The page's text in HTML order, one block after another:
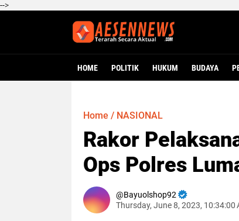
-->
HOME POLITIK HUKUM BUDAYA
Home / NASIONAL
Rakor
Ops Polres
Bayuolshop92
Thursday, June 8, 2023, 10:34:00